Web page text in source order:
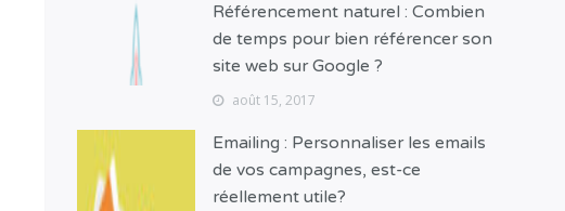
Référencement naturel : Combien
de temps pour bien référencer son
site web sur Google ?
août 15, 2017
Emailing : Personnaliser les emails
de vos campagnes, est-ce
réellement utile?